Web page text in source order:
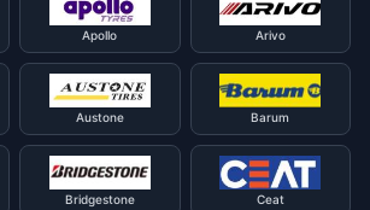
Apollo Arivo
Austone
Barum
Bridgestone Ceat